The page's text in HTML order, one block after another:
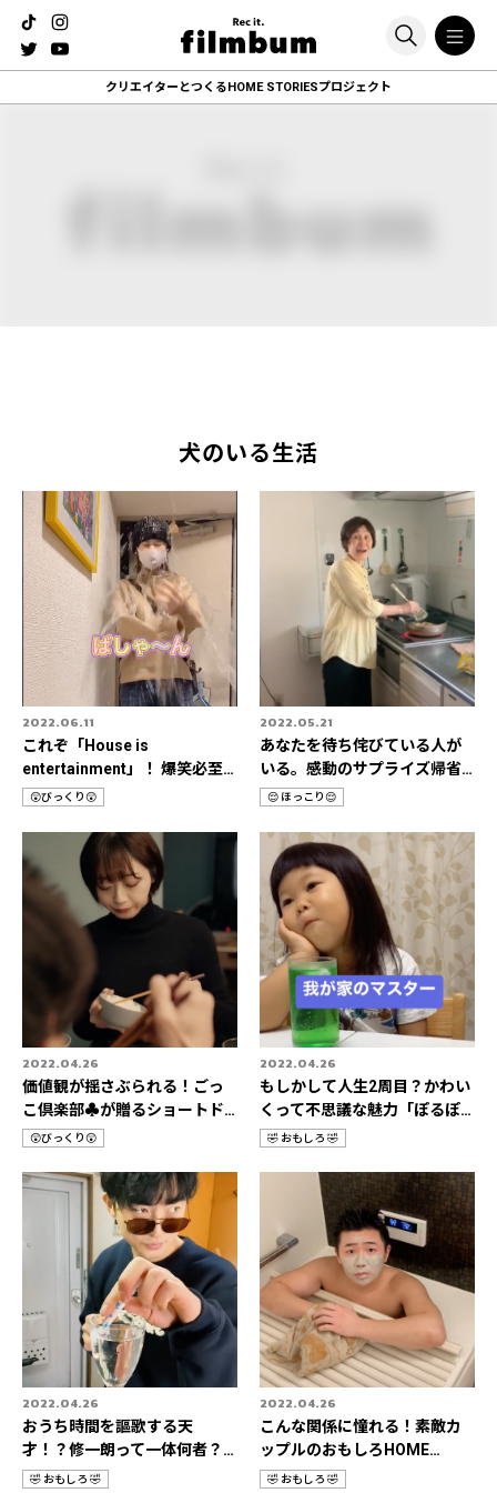
クリエイターとつくるHOME STORIESプロジェクト
犬のいる生活
2022.06.11
これぞ「House is
entertainment」！ 爆笑必至
🔥おうちドッキリ動画🎥
カ
テ
ゴ
リ
😲びっくり😲
2022.05.21
あなたを待ち侘びている人が
いる。感動のサプライズ帰省3
選✈️
カ
テ
リ
😌 ほっこり😌
2022.04.26
価値観が揺さぶられる！ごっ
こ倶楽部♣️が贈るショートド
ラマの世界🎬
カ
テ
ゴ
😲びっくり😲
2022.04.26
もしかして人生2周目？かわい
くって不思議な魅力「ぽるぽ
るちゃん🦖🍡」
カ
テ
🤣 おもしろ 🤣
2022.04.26
おうち時間を謳歌する天
才！？修一朗って一体何者？
👀✨
カ🤣 おもしろ 🤣
2022.04.26
こんな関係に憧れる！素敵カ
ップルのおもしろHOME
STORIES👫💛
カ🤣 おもしろ 🤣